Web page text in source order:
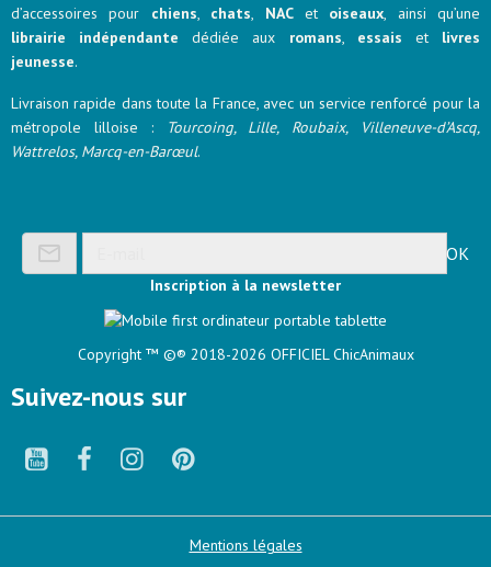
d’accessoires pour chiens, chats, NACet oiseaux, ainsi qu’une
librairie indépendante dédiée aux romans, essais et livres
jeunesse.
Livraison rapide dans toute la France, avec un service renforcé pour la
métropole lilloise :
Tourcoing, Lille, Roubaix, Villeneuve-d’Ascq,
Wattrelos, Marcq-en-Barœul.
OK
Inscription à la newsletter
Copyright ™ ©® 2018-2026 OFFICIEL ChicAnimaux
Suivez-nous sur
Mentions légales